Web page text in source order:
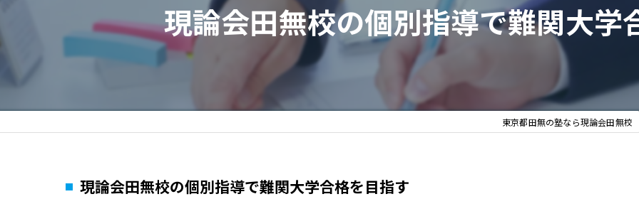
現論会田無校の個別指導で難関大学
東京都田無の塾なら現論会田無校
現論会田無校の個別指導で難関大学合格を目指す